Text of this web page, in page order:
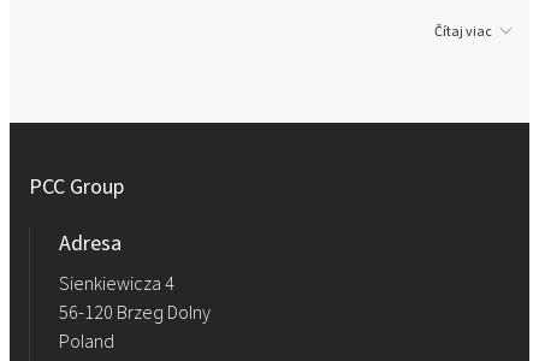
Čítaj viac
PCC Group
Adresa
Sienkiewicza 4
56-120 Brzeg Dolny
Poland